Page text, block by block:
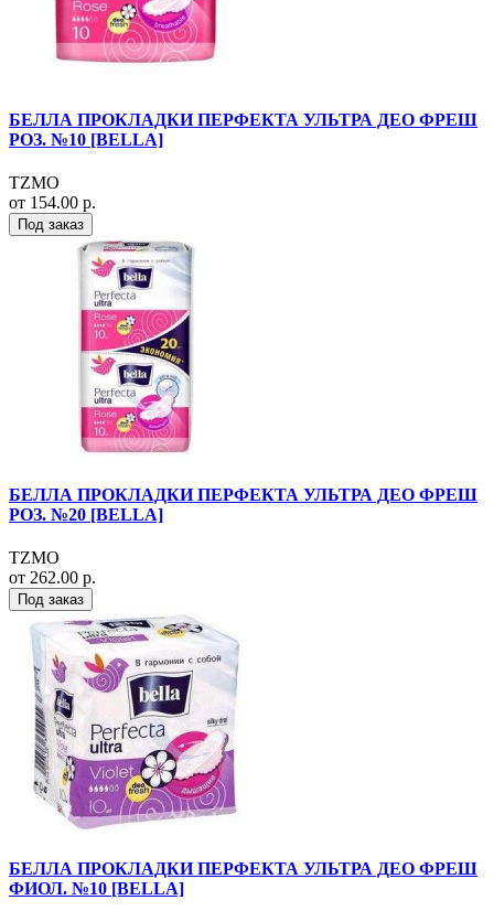
БЕЛЛА ПРОКЛАДКИ ПЕРФЕКТА УЛЬТРА ДЕО ФРЕШ
РОЗ. №10 [BELLA]
TZMO
от 154.00 р.
Под заказ
БЕЛЛА ПРОКЛАДКИ ПЕРФЕКТА УЛЬТРА ДЕО ФРЕШ
РОЗ. №20 [BELLA]
TZMO
от 262.00 р.
Под заказ
БЕЛЛА ПРОКЛАДКИ ПЕРФЕКТА УЛЬТРА ДЕО ФРЕШ
ФИОЛ. №10 [BELLA]